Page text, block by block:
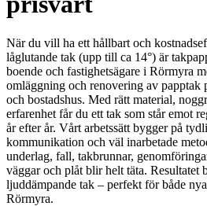
När du vill ha ett hållbart och
låglutande tak (upp till ca 14°) är
boende och fastighetsägare i Rörmyra
omläggning och renovering av papptak
och bostadshus. Med rätt material,
erfarenhet får du ett tak som står emot
år efter år. Vårt arbetssätt bygger på
kommunikation och väl inarbetade
underlag, fall, takbrunnar,
väggar och plåt blir helt täta. Resultatet
ljuddämpande tak – perfekt för både
Rörmyra.